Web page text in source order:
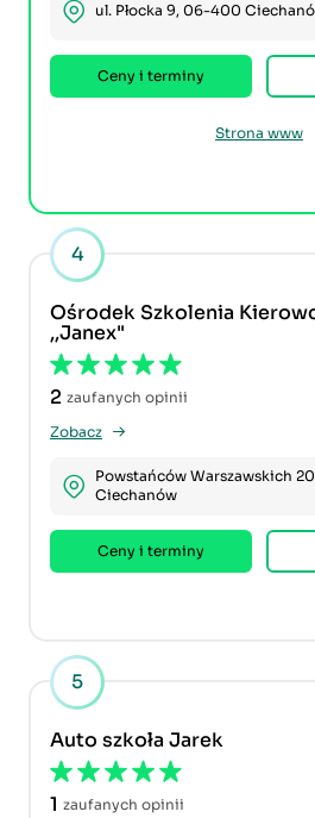
ul. Płocka 9, 06-400
Ceny i terminy
Strona www
4
Ośrodek Szkolenia
,,Janex"
2 zaufanych opinii
Zobacz
Powstańców Warszawskich
Ciechanów
Ceny i terminy
5
Auto szkoła Jarek
1 zaufanych opinii